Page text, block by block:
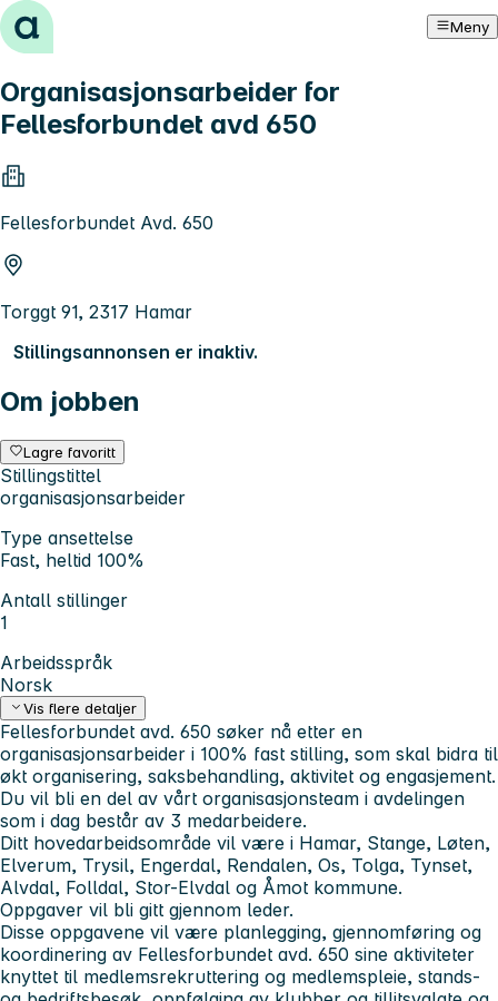
Hopp til innhold Meny
Organisasjonsarbeider for
Fellesforbundet avd 650
Fellesforbundet Avd. 650
Torggt 91, 2317 Hamar
Stillingsannonsen er inaktiv.
Om jobben
Lagre favoritt
Stillingstittel
organisasjonsarbeider
Type ansettelse
Fast, heltid 100%
Antall stillinger
1
Arbeidsspråk
Norsk
Vis flere detaljer
Fellesforbundet avd. 650 søker nå etter en
organisasjonsarbeider i 100% fast stilling, som skal bidra til
økt organisering, saksbehandling, aktivitet og engasjement.
Du vil bli en del av vårt organisasjonsteam i avdelingen
som i dag består av 3 medarbeidere.
Ditt hovedarbeidsområde vil være i Hamar, Stange, Løten,
Elverum, Trysil, Engerdal, Rendalen, Os, Tolga, Tynset,
Alvdal, Folldal, Stor-Elvdal og Åmot kommune.
Oppgaver vil bli gitt gjennom leder.
Disse oppgavene vil være planlegging, gjennomføring og
koordinering av Fellesforbundet avd. 650 sine aktiviteter
knyttet til medlemsrekruttering og medlemspleie, stands-